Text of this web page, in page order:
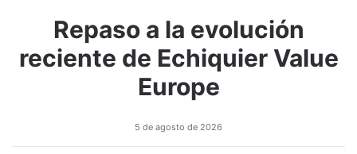
Repaso a la evolución
reciente de Echiquier Value
Europe
5 de agosto de 2026